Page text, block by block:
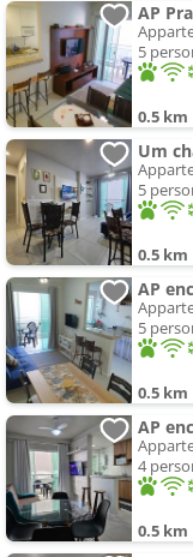
AP
5
0.5 km
Um
5
0.5 km
AP
5
0.5 km
4
0.5 km